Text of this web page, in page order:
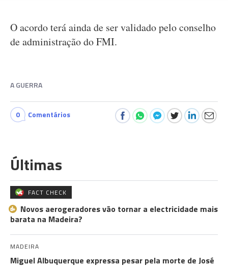
O acordo terá ainda de ser validado pelo conselho
de administração do FMI.
A GUERRA
0 Comentários
Últimas
FACT CHECK
Novos aerogeradores vão tornar a electricidade mais
barata na Madeira?
MADEIRA
Miguel Albuquerque expressa pesar pela morte de José